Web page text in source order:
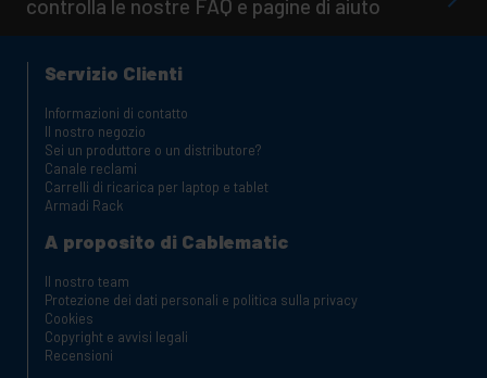
controlla le nostre FAQ e pagine di aiuto
Servizio Clienti
Informazioni di contatto
Il nostro negozio
Sei un produttore o un distributore?
Canale reclami
Carrelli di ricarica per laptop e tablet
Armadi Rack
A proposito di Cablematic
Il nostro team
Protezione dei dati personali e politica sulla privacy
Cookies
Copyright e avvisi legali
Recensioni